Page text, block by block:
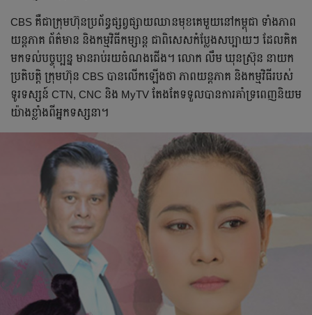
CBS គឺជាក្រុមហ៊ុនប្រព័ន្ធផ្សព្វផ្សាយឈានមុខគេមួយនៅកម្ពុជា ទាំងភាព
យន្តភាគ ព័ត៌មាន និងកម្មវិធីកម្សាន្ត ជាពិសេសកំប្លែងសប្បាយៗ ដែលគិត
មកទល់បច្ចុប្បន្ន មានរាប់រយចំណងជើង។ លោក លឹម ឃុនស្រ៊ុន នាយក
ប្រតិបត្តិ ក្រុមហ៊ុន CBS បានលើកឡើងថា ភាពយន្តភាគ និងកម្មវិធីរបស់
ទូរទស្សន៍ CTN, CNC និង MyTV តែងតែទទួលបានការគាំទ្រពេញនិយម
យ៉ាងខ្លាំងពីអ្នកទស្សនា។